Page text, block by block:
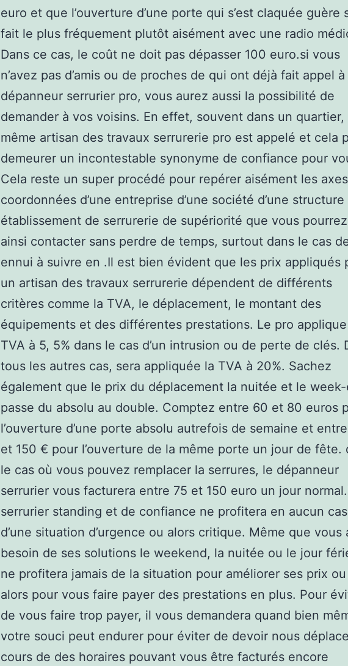
euro et que l’ouverture d’une porte qui s’est claquée guère
fait le plus fréquement plutôt aisément avec une radio
Dans ce cas, le coût ne doit pas dépasser 100 euro.si vous
n’avez pas d’amis ou de proches de qui ont déjà fait appel à
dépanneur serrurier pro, vous aurez aussi la possibilité de
demander à vos voisins. En effet, souvent dans un quartier,
même artisan des travaux serrurerie pro est appelé et cela
demeurer un incontestable synonyme de confiance pour
Cela reste un super procédé pour repérer aisément les
coordonnées d’une entreprise d’une société d’une structure
établissement de serrurerie de supériorité que vous pourrez
ainsi contacter sans perdre de temps, surtout dans le cas
ennui à suivre en .Il est bien évident que les prix appliqués
un artisan des travaux serrurerie dépendent de différents
critères comme la TVA, le déplacement, le montant des
équipements et des différentes prestations. Le pro
TVA à 5, 5% dans le cas d’un intrusion ou de perte de clés.
tous les autres cas, sera appliquée la TVA à 20%. Sachez
également que le prix du déplacement la nuitée et le
passe du absolu au double. Comptez entre 60 et 80 euros
l’ouverture d’une porte absolu autrefois de semaine et
et 150 € pour l’ouverture de la même porte un jour de fête.
le cas où vous pouvez remplacer la serrures, le dépanneur
serrurier vous facturera entre 75 et 150 euro un jour
serrurier standing et de confiance ne profitera en aucun cas
d’une situation d’urgence ou alors critique. Même que vous
besoin de ses solutions le weekend, la nuitée ou le jour
ne profitera jamais de la situation pour améliorer ses prix ou
alors pour vous faire payer des prestations en plus. Pour
de vous faire trop payer, il vous demandera quand bien
votre souci peut endurer pour éviter de devoir nous
cours de des horaires pouvant vous être facturés encore